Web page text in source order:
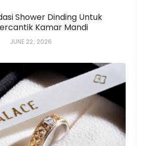
Shower Dinding Untuk
Kamar Mandi
JUNE 22, 2026